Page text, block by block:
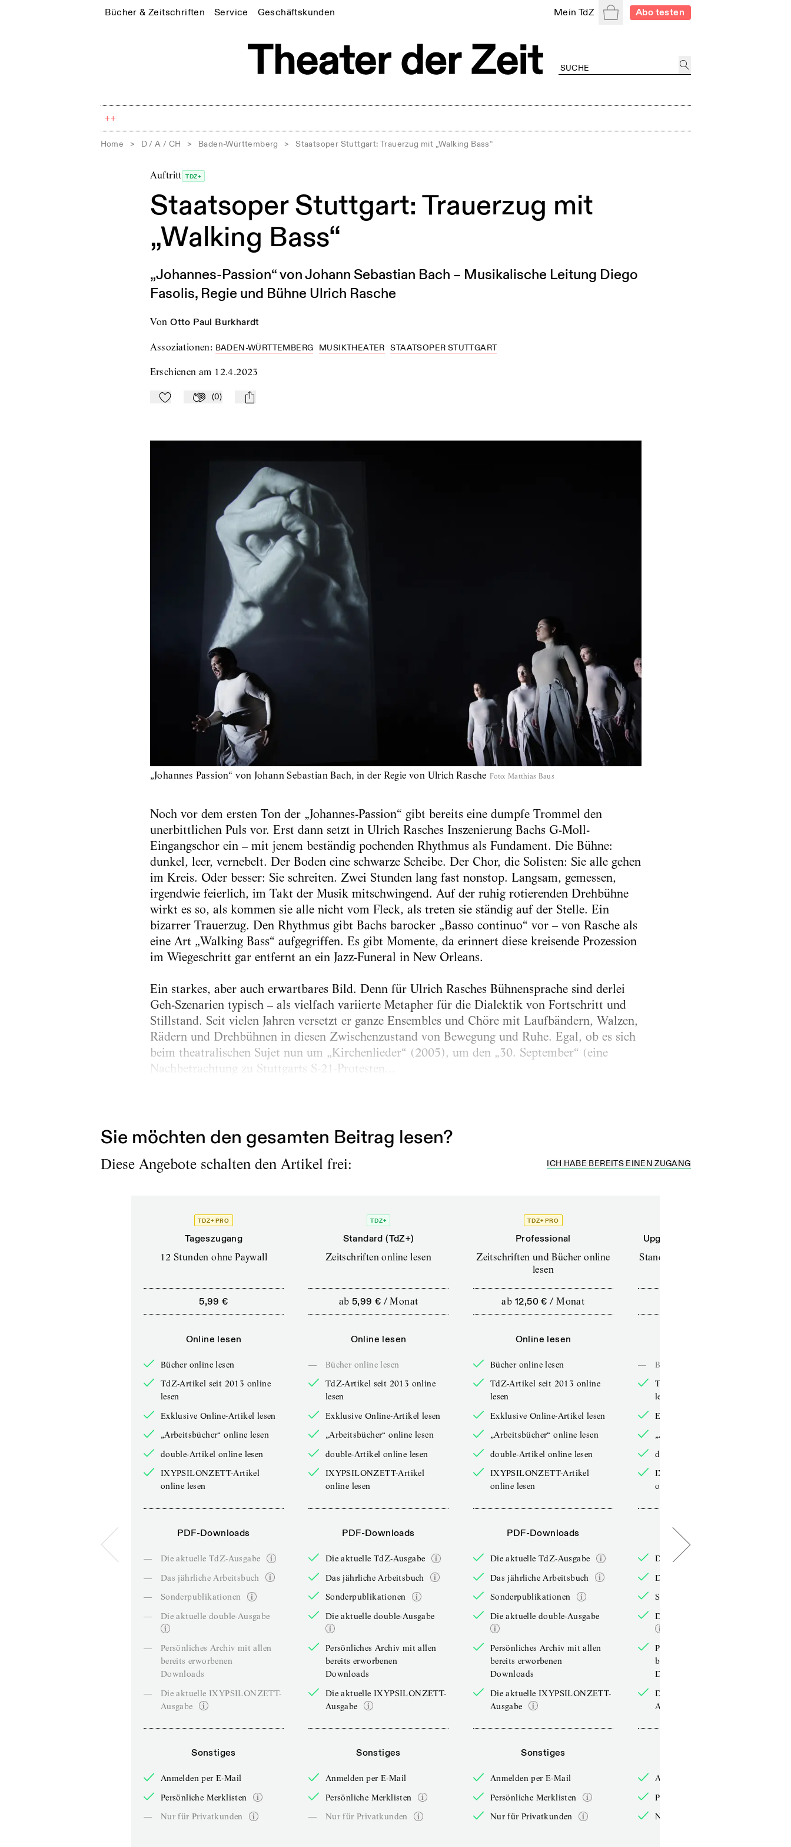
Bücher & Zeitschriften Service Geschäftskunden Mein TdZ WarenkorbAbo testen
++
Home > D / A / CH > Baden-Württemberg > Staatsoper Stuttgart: Trauerzug mit „Walking Bass“
Auftritt TDZ+
Staatsoper Stuttgart: Trauerzug mit
„Walking Bass“
„Johannes-Passion“ von Johann Sebastian Bach – Musikalische Leitung Diego
Fasolis, Regie und Bühne Ulrich Rasche
von Otto Paul Burkhardt
Assoziationen: BADEN-WÜRTTEMBERG MUSIKTHEATER STAATSOPER STUTTGART
Erschienen am 12.4.2023
Zu Mein-TdZ hinzufügen
Applaudieren
(0) mail
„Johannes Passion“ von Johann Sebastian Bach, in der Regie von Ulrich Rasche Foto: Matthias Baus
Noch vor dem ersten Ton der „Johannes-Passion“ gibt bereits eine dumpfe Trommel den
unerbittlichen Puls vor. Erst dann setzt in Ulrich Rasches Inszenierung Bachs G-Moll-
Eingangschor ein – mit jenem beständig pochenden Rhythmus als Fundament. Die Bühne:
dunkel, leer, vernebelt. Der Boden eine schwarze Scheibe. Der Chor, die Solisten: Sie alle gehen
im Kreis. Oder besser: Sie schreiten. Zwei Stunden lang fast nonstop. Langsam, gemessen,
irgendwie feierlich, im Takt der Musik mitschwingend. Auf der ruhig rotierenden Drehbühne
wirkt es so, als kommen sie alle nicht vom Fleck, als treten sie ständig auf der Stelle. Ein
bizarrer Trauerzug. Den Rhythmus gibt Bachs barocker „Basso continuo“ vor – von Rasche als
eine Art „Walking Bass“ aufgegriffen. Es gibt Momente, da erinnert diese kreisende Prozession
im Wiegeschritt gar entfernt an ein Jazz-Funeral in New Orleans.
Ein starkes, aber auch erwartbares Bild. Denn für Ulrich Rasches Bühnensprache sind derlei
Geh-Szenarien typisch – als vielfach variierte Metapher für die Dialektik von Fortschritt und
Stillstand. Seit vielen Jahren versetzt er ganze Ensembles und Chöre mit Laufbändern, Walzen,
Rädern und Drehbühnen in diesen Zwischenzustand von Bewegung und Ruhe. Egal, ob es sich
beim theatralischen Sujet nun um „Kirchenlieder“ (2005), um den „30. September“ (eine
Nachbetrachtung zu Stuttgarts S-21-Protesten...
Sie möchten den gesamten Beitrag lesen?
Diese Angebote schalten den Artikel frei: ICH HABE BEREITS EINEN ZUGANG
TDZ+ PRO
Tageszugang
12 Stunden ohne Paywall
5,99 €
Online lesen
Bücher online lesen
TdZ-Artikel seit 2013 online
lesen
Exklusive Online-Artikel lesen
„Arbeitsbücher“ online lesen
double-Artikel online lesen
IXYPSILONZETT-Artikel
online lesen
PDF-Downloads
—
Die aktuelle TdZ-Ausgabe
—
Das jährliche Arbeitsbuch
—
Sonderpublikationen
—
Die aktuelle double-Ausgabe
—
Persönliches Archiv mit allen
bereits erworbenen
Downloads
—
Die aktuelle IXYPSILONZETT-
Ausgabe
Sonstiges
Anmelden per E-Mail
Persönliche Merklisten
—
Nur für Privatkunden
TDZ+
Standard (TdZ+)
Zeitschriften online lesen
ab 5,99 € /Monat
Online lesen
—
Bücher online lesen
TdZ-Artikel seit 2013 online
lesen
Exklusive Online-Artikel lesen
„Arbeitsbücher“ online lesen
double-Artikel online lesen
IXYPSILONZETT-Artikel
online lesen
PDF-Downloads
Die aktuelle TdZ-Ausgabe
Das jährliche Arbeitsbuch
Sonderpublikationen
Die aktuelle double-Ausgabe
Persönliches Archiv mit allen
bereits erworbenen
Downloads
Die aktuelle IXYPSILONZETT-
Ausgabe
Sonstiges
Anmelden per E-Mail
Persönliche Merklisten
—
Nur für Privatkunden
TDZ+ PRO
Professional
Zeitschriften und Bücher online
lesen
ab 12,50 € /Monat
Online lesen
Bücher online lesen
TdZ-Artikel seit 2013 online
lesen
Exklusive Online-Artikel lesen
„Arbeitsbücher“ online lesen
double-Artikel online lesen
IXYPSILONZETT-Artikel
online lesen
PDF-Downloads
Die aktuelle TdZ-Ausgabe
Das jährliche Arbeitsbuch
Sonderpublikationen
Die aktuelle double-Ausgabe
Persönliches Archiv mit allen
bereits erworbenen
Downloads
Die aktuelle IXYPSILONZETT-
Ausgabe
Sonstiges
Anmelden per E-Mail
Persönliche Merklisten
Nur für Privatkunden
Upgrade für Printabonnenten
Standard (TdZ+) – Zeitschriften
—
Bücher online lesen
TdZ-Artikel seit 2013 online
lesen
Exklusive Online-Artikel lesen
„Arbeitsbücher“ online lesen
double-Artikel online lesen
IXYPSILONZETT-Artikel
online lesen
PDF-Downloads
Die aktuelle TdZ-Ausgabe
Das jährliche Arbeitsbuch
Sonderpublikationen
Die aktuelle double-Ausgabe
Persönliches Archiv mit allen
bereits erworbenen
Downloads
Die aktuelle IXYPSILONZETT-
Ausgabe
Anmelden per E-Mail
Persönliche Merklisten
Nur für Privatkunden